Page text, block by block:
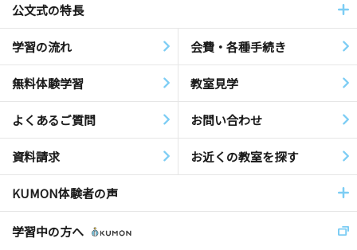
公文式の特長
学習の流れ 会費・各種手続き
無料体験学習 教室見学
よくあるご質問 お問い合わせ
資料請求 お近くの教室を探す
KUMON体験者の声
学習中の方へ